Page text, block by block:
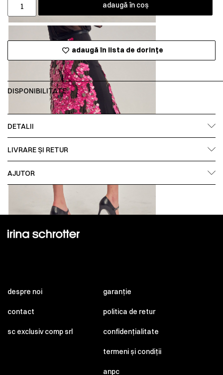
adaugă în coș
adaugă în lista de dorințe
DISPONIBILITATE:
DETALII
LIVRARE ȘI RETUR
AJUTOR
despre noi
contact
sc exclusiv comp srl
garanție
politica de retur
confidențialitate
termeni și condiții
anpc